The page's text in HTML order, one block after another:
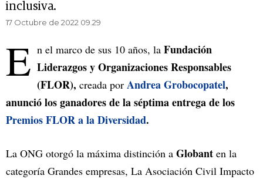
inclusiva.
17 Octubre de 2022 09.29
E n el marco de sus 10 años, la Fundación
Liderazgos y Organizaciones Responsables
(FLOR), creada por Andrea Grobocopatel,
anunció los ganadores de la séptima entrega de los
Premios FLOR a la Diversidad.
La ONG otorgó la máxima distinción a Globant en la
categoría Grandes empresas, La Asociación Civil Impacto